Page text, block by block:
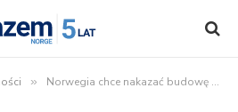
» Norwegia chce nakazać budowę schronów